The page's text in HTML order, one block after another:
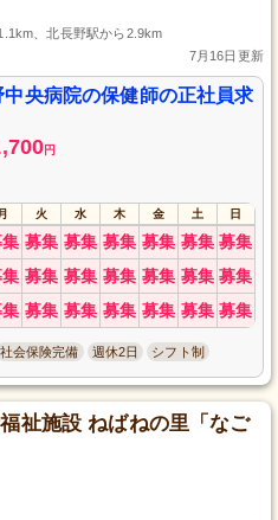
、北長野駅から2.9km
7月16日更新
央病院の保健師の正社員求
円
月 火 水 木 金 土 日
募集 募集 募集 募集 募集 募集
募集 募集 募集 募集 募集 募集
募集 募集 募集 募集 募集 募集
社会保険完備 週休2日 シフト制
祉施設 ねばねの里「なご